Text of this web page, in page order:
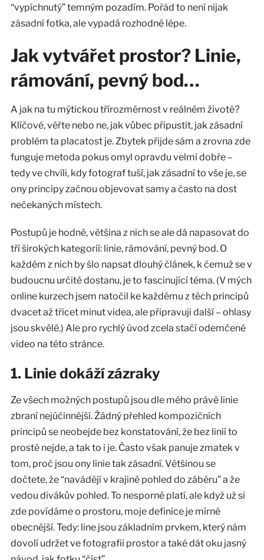
“vypíchnutý” temným pozadím. Pořád to není nijak
zásadní fotka, ale vypadá rozhodně lépe.
Jak vytvářet prostor? Linie,
rámování, pevný bod…
A jak na tu mýtickou třírozměrnost v reálném životě?
Klíčové, věřte nebo ne, jak vůbec připustit, jak zásadní
problém ta placatost je. Zbytek přijde sám a zrovna zde
funguje metoda pokus omyl opravdu velmi dobře –
tedy ve chvíli, kdy fotograf tuší, jak zásadní to vše je, se
ony principy začnou objevovat samy a často na dost
nečekaných místech.
Postupů je hodně, většina z nich se ale dá napasovat do
tří širokých kategorií: linie, rámování, pevný bod. O
každém z nich by šlo napsat dlouhý článek, k čemuž se v
budoucnu určitě dostanu, je to fascinující téma. (V mých
online kurzech jsem natočil ke každému z těch principů
dvacet až třicet minut videa, ale připravuji další – ohlasy
jsou skvělé.) Ale pro rychlý úvod zcela stačí odemčené
video na této stránce.
1. Linie dokáží zázraky
Ze všech možných postupů jsou dle mého právě linie
zbraní nejúčinnější. Žádný přehled kompozičních
principů se neobejde bez konstatování, že bez linií to
prostě nejde, a tak to i je. Často však panuje zmatek v
tom, proč jsou ony linie tak zásadní. Většinou se
dočtete, že “navádějí v krajině pohled do záběru” a že
vedou divákův pohled. To nesporně platí, ale když už si
zde povídáme o prostoru, moje definice je mírně
obecnější. Tedy: line jsou základním prvkem, který nám
dovolí udržet ve fotografii prostor a také dát oku jasný